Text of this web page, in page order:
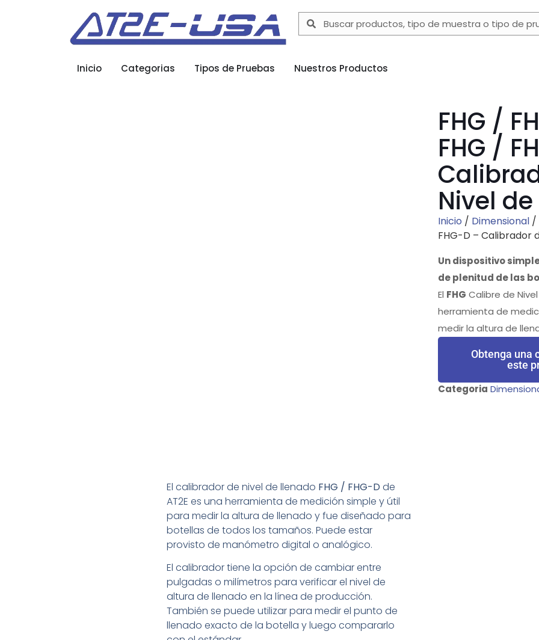
Inicio Categorias Tipos de Pruebas Nuestros Productos
El calibrador de nivel de llenado FHG / FHG-D de
AT2E es una herramienta de medición simple y útil
para medir la altura de llenado y fue diseñado para
botellas de todos los tamaños. Puede estar
provisto de manómetro digital o analógico.
El calibrador tiene la opción de cambiar entre
pulgadas o milímetros para verificar el nivel de
altura de llenado en la línea de producción.
También se puede utilizar para medir el punto de
llenado exacto de la botella y luego compararlo
FHG /
FHG /
Nivel
Inicio / Dimensional /
FHG-D – Calibrador
Un dispositivo
de plenitud de las
El FHG Calibre de
herramienta de
medir la altura de
Obtenga una
este
Categoria